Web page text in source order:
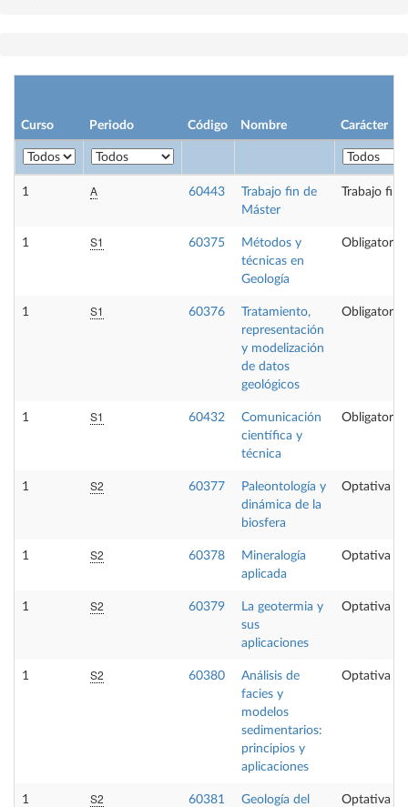
Curso Periodo Código Nombre Carácter
1 A 60443
Trabajo fin de
Máster
Trabajo fin
1 S1 60375
Métodos y
técnicas en
Geología
Obligatoria
1 S1 60376
Tratamiento,
representación
y modelización
de datos
geológicos
Obligatoria
1 S1 60432
Comunicación
científica y
técnica
Obligatoria
1 S2 60377
Paleontología y
dinámica de la
biosfera
Optativa
1 S2 60378
Mineralogía
aplicada
Optativa
1 S2 60379
La geotermia y
sus
aplicaciones
Optativa
1 S2 60380
Análisis de
facies y
modelos
sedimentarios:
principios y
aplicaciones
Optativa
1 S2 60381
Geología del
Optativa